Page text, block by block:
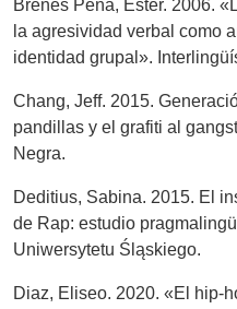
Brenes Peña, Ester. 2006.
la agresividad verbal como
identidad grupal».
Chang, Jeff. 2015.
pandillas y el grafiti al
Negra.
Deditius, Sabina. 2015. El
de Rap: estudio
Uniwersytetu Śląskiego.
Diaz, Eliseo. 2020. «El hip-